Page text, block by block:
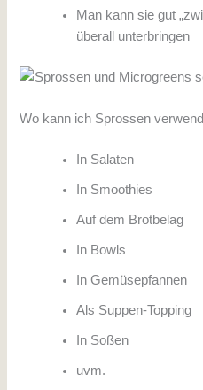
Man kann sie gut
überall unterbringen
Wo kann ich Sprossen
In Salaten
In Smoothies
Auf dem Brotbelag
In Bowls
In Gemüsepfannen
Als Suppen-Topping
In Soßen
uvm.